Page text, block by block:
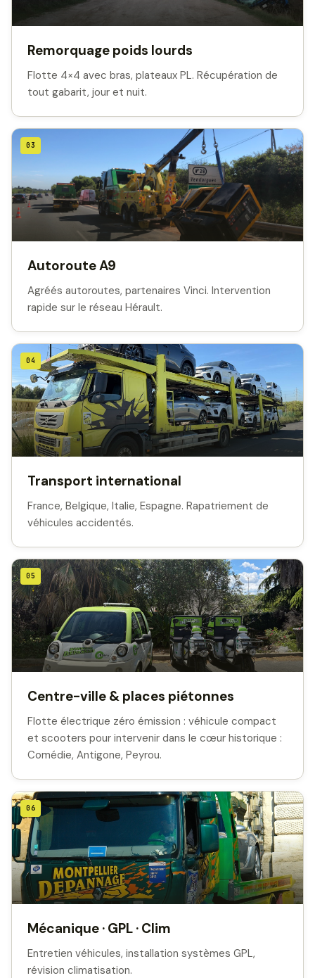
Remorquage poids lourds
Flotte 4×4 avec bras, plateaux PL. Récupération de
tout gabarit, jour et nuit.
03
Autoroute A9
Agréés autoroutes, partenaires Vinci. Intervention
rapide sur le réseau Hérault.
04
Transport international
France, Belgique, Italie, Espagne. Rapatriement de
véhicules accidentés.
05
Centre-ville & places piétonnes
Flotte électrique zéro émission : véhicule compact
et scooters pour intervenir dans le cœur historique :
Comédie, Antigone, Peyrou.
06
Mécanique · GPL · Clim
Entretien véhicules, installation systèmes GPL,
révision climatisation.